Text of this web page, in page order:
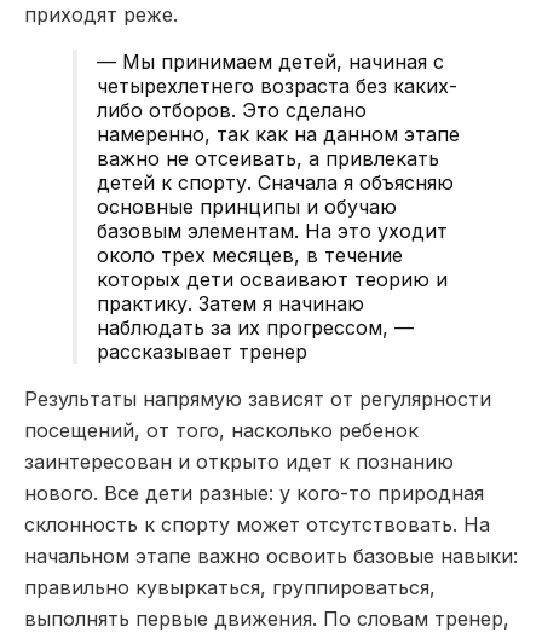
приходят реже.
— Мы принимаем детей, начиная с
четырехлетнего возраста без каких-
либо отборов. Это сделано
намеренно, так как на данном этапе
важно не отсеивать, а привлекать
детей к спорту. Сначала я объясняю
основные принципы и обучаю
базовым элементам. На это уходит
около трех месяцев, в течение
которых дети осваивают теорию и
практику. Затем я начинаю
наблюдать за их прогрессом, —
рассказывает тренер
Результаты напрямую зависят от регулярности
посещений, от того, насколько ребенок
заинтересован и открыто идет к познанию
нового. Все дети разные: у кого-то природная
склонность к спорту может отсутствовать. На
начальном этапе важно освоить базовые навыки:
правильно кувыркаться, группироваться,
выполнять первые движения. По словам тренер,